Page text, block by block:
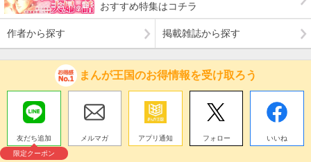
おすすめ特集はコチラ
作者から探す 掲載雑誌から探す
まんが王国のお得情報を受け取ろう
友だち追加
限定クーポン
メルマガ アプリ通知 フォロー いいね